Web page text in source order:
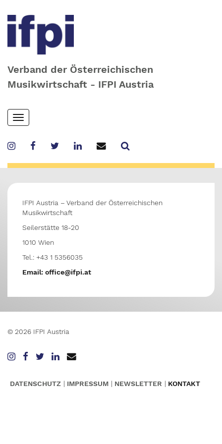
Verband der Österreichischen
Musikwirtschaft - IFPI Austria
Skip
to
content
Toggle
navigation
IFPI Austria – Verband der Österreichischen
Musikwirtschaft
Seilerstätte 18-20
1010 Wien
Tel.: +43 1 5356035
Email: office@ifpi.at
© 2026 IFPI Austria
DATENSCHUTZ IMPRESSUM NEWSLETTER KONTAKT